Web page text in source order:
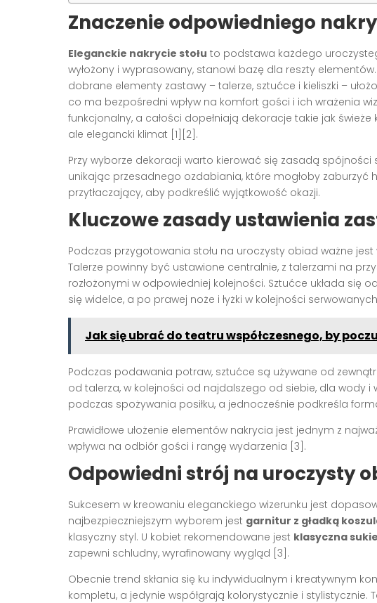
Znaczenie odpowiedniego
Eleganckie nakrycie stołu to podstawa każdego
wyłożony i wyprasowany, stanowi bazę dla reszty
dobrane elementy zastawy – talerze, sztućce i kieliszki –
co ma bezpośredni wpływ na komfort gości i ich wrażenia
funkcjonalny, a całości dopełniają dekoracje takie jak
ale elegancki klimat [1][2].
Przy wyborze dekoracji warto kierować się zasadą spójności
unikając przesadnego ozdabiania, które mogłoby zaburzyć
przytłaczający, aby podkreślić wyjątkowość okazji.
Kluczowe zasady ustawienia
Podczas przygotowania stołu na uroczysty obiad ważne jest
Talerze powinny być ustawione centralnie, z talerzami na
rozłożonymi w odpowiedniej kolejności. Sztućce układa się
się widelce, a po prawej noże i łyżki w kolejności
Jak się ubrać do teatru współczesnego, by
Podczas podawania potraw, sztućce są używane od
od talerza, w kolejności od najdalszego od siebie, dla wody
podczas spożywania posiłku, a jednocześnie podkreśla
Prawidłowe ułożenie elementów nakrycia jest jednym z
wpływa na odbiór gości i rangę wydarzenia [3].
Odpowiedni strój na uroczysty
Sukcesem w kreowaniu eleganckiego wizerunku jest
najbezpieczniejszym wyborem jest garnitur z gładką
klasyczny styl. U kobiet rekomendowane jest klasyczna
zapewni schludny, wyrafinowany wygląd [3].
Obecnie trend skłania się ku indywidualnym i kreatywnym
kompletu, a jedynie współgrają kolorystycznie i stylistycznie.